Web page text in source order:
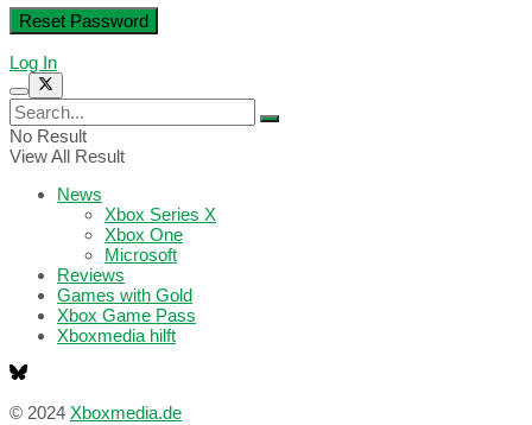
Log In
No Result
View All Result
News
Xbox Series X
Xbox One
Microsoft
Reviews
Games with Gold
Xbox Game Pass
Xboxmedia hilft
© 2024 Xboxmedia.de